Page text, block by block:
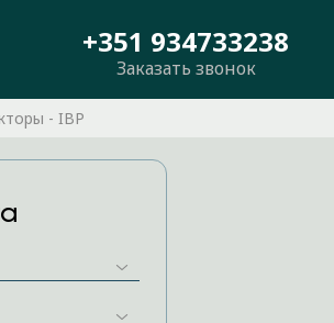
+351 934733238
Заказать звонок
- IBP